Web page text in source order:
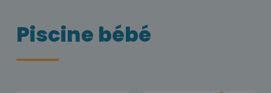
Piscine bébé